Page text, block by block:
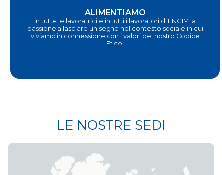
ALIMENTIAMO
in tutte le lavoratrici e in tutti i lavoratori di ENGIM la
passione a lasciare un segno nel contesto sociale in cui
viviamo in connessione con i valori del nostro Codice
Etico.
LE NOSTRE SEDI